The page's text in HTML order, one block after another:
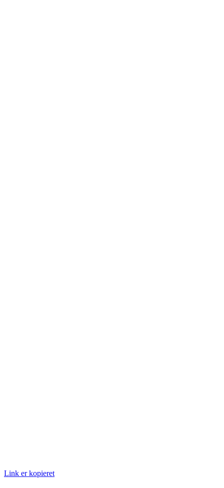
Link er kopieret